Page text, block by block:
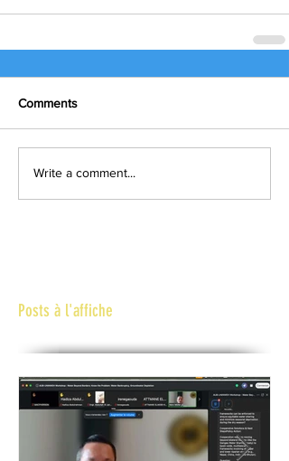
Comments
Write a comment...
Posts à l'affiche